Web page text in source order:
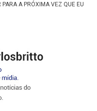
PARA A PRÓXIMA VEZ QUE EU